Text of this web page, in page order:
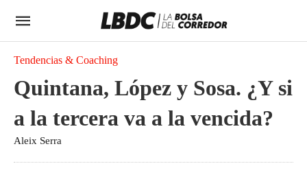
Tendencias & Coaching
Quintana, López y Sosa. ¿Y si
a la tercera va a la vencida?
Aleix Serra